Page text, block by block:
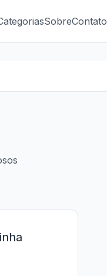
SobreContato